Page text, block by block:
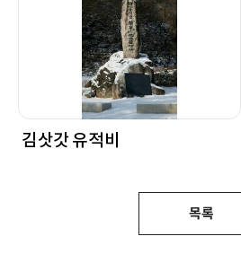
김삿갓 유적비
목록